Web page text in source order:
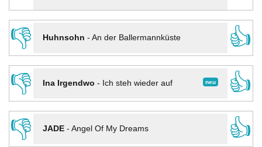
👎
Huhnsohn - An der Ballermannküste
👍
👎
neu
Ina Irgendwo - Ich steh wieder auf
👍
👎
JADE- Angel Of My Dreams
👍